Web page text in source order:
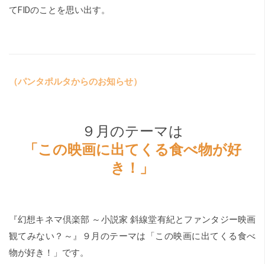
てFIDのことを思い出す。
（パンタポルタからのお知らせ）
９月のテーマは
「この映画に出てくる食べ物が好
き！」
『幻想キネマ倶楽部 ～小説家 斜線堂有紀とファンタジー映画
観てみない？～』９月のテーマは「この映画に出てくる食べ
物が好き！」です。